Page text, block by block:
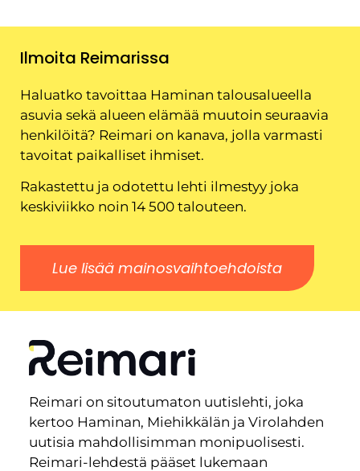
Ilmoita Reimarissa
Haluatko tavoittaa Haminan talousalueella
asuvia sekä alueen elämää muutoin seuraavia
henkilöitä? Reimari on kanava, jolla varmasti
tavoitat paikalliset ihmiset.
Rakastettu ja odotettu lehti ilmestyy joka
keskiviikko noin 14 500 talouteen.
Lue lisää mainosvaihtoehdoista
Reimari on sitoutumaton uutislehti, joka
kertoo Haminan, Miehikkälän ja Virolahden
uutisia mahdollisimman monipuolisesti.
Reimari-lehdestä pääset lukemaan